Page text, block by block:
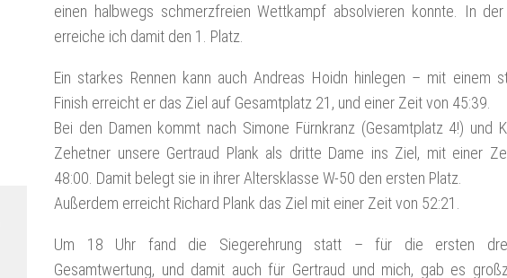
einen halbwegs schmerzfreien Wettkampf absolvieren konnte. In
erreiche ich damit den 1. Platz.
Ein starkes Rennen kann auch Andreas Hoidn hinlegen – mit einem
Finish erreicht er das Ziel auf Gesamtplatz 21, und einer Zeit von 45:39.
Bei den Damen kommt nach Simone Fürnkranz (Gesamtplatz 4!) und
Zehetner unsere Gertraud Plank als dritte Dame ins Ziel, mit einer
48:00. Damit belegt sie in ihrer Altersklasse W-50 den ersten Platz.
Außerdem erreicht Richard Plank das Ziel mit einer Zeit von 52:21.
Um 18 Uhr fand die Siegerehrung statt – für die ersten
Gesamtwertung, und damit auch für Gertraud und mich, gab es